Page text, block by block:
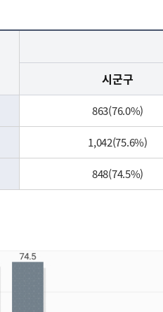
시군구
863(76.0%)
1,042(75.6%)
848(74.5%)